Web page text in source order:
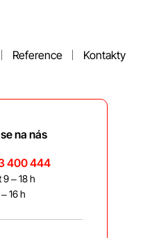
Reference Kontakty
na nás
400 444
9 – 18 h
16 h